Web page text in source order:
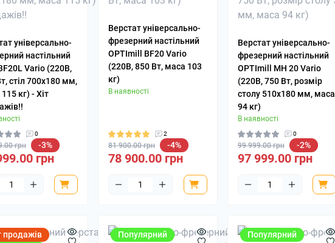
МК4, МК5
Паралельні підкладки
Пристосування для
нарізання різьби
універсально-
настільний
Vario (220В,
стіл 700х180 мм,
кг) - Хіт
0
грн -3%
грн
Верстат універсально-
фрезерний настільний
OPTImill BF20 Vario
(220В, 850 Вт, маса 103
кг)
В наявності
2
81 900.00 грн -4%
78 900.00 грн
Верстат універсально-
фрезерний настільний
OPTImill MH 20 Vario
(220В, 750 Вт, розмір
столу 510х180 мм, маса
94 кг)
В наявності
0
99 999.00 грн -2%
97 999.00 грн
продажів
Популярний Популярний